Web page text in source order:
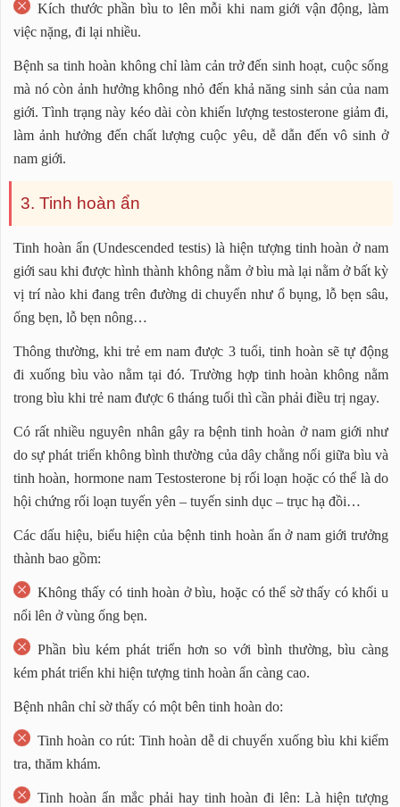
Kích thước phần bìu to lên mỗi khi nam giới vận động, làm
việc nặng, đi lại nhiều.
Bệnh sa tinh hoàn không chỉ làm cản trở đến sinh hoạt, cuộc sống
mà nó còn ảnh hưởng không nhỏ đến khả năng sinh sản của nam
giới. Tình trạng này kéo dài còn khiến lượng testosterone giảm đi,
làm ảnh hưởng đến chất lượng cuộc yêu, dễ dẫn đến vô sinh ở
nam giới.
3. Tinh hoàn ẩn
Tinh hoàn ẩn (Undescended testis) là hiện tượng tinh hoàn ở nam
giới sau khi được hình thành không nằm ở bìu mà lại nằm ở bất kỳ
vị trí nào khi đang trên đường di chuyển như ổ bụng, lỗ bẹn sâu,
ống bẹn, lỗ bẹn nông…
Thông thường, khi trẻ em nam được 3 tuổi, tinh hoàn sẽ tự động
đi xuống bìu vào nằm tại đó. Trường hợp tinh hoàn không nằm
trong bìu khi trẻ nam được 6 tháng tuổi thì cần phải điều trị ngay.
Có rất nhiều nguyên nhân gây ra bệnh tinh hoàn ở nam giới như
do sự phát triển không bình thường của dây chằng nối giữa bìu và
tinh hoàn, hormone nam Testosterone bị rối loạn hoặc có thể là do
hội chứng rối loạn tuyến yên – tuyến sinh dục – trục hạ đồi…
Các dấu hiệu, biểu hiện của bệnh tinh hoàn ẩn ở nam giới trưởng
thành bao gồm:
Không thấy có tinh hoàn ở bìu, hoặc có thể sờ thấy có khối u
nổi lên ở vùng ống bẹn.
Phần bìu kém phát triển hơn so với bình thường, bìu càng
kém phát triển khi hiện tượng tinh hoàn ẩn càng cao.
Bệnh nhân chỉ sờ thấy có một bên tinh hoàn do:
Tinh hoàn co rút: Tinh hoàn dễ di chuyển xuống bìu khi kiểm
tra, thăm khám.
Tinh hoàn ẩn mắc phải hay tinh hoàn đi lên: Là hiện tượng